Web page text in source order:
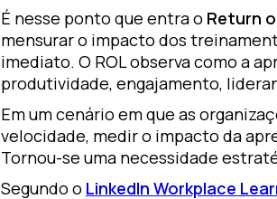
É nesse ponto que entra o Return
mensurar o impacto dos
imediato. O ROL observa como a
produtividade, engajamento,
Em um cenário em que as
velocidade, medir o impacto da
Tornou-se uma necessidade
Segundo o LinkedIn Workplace